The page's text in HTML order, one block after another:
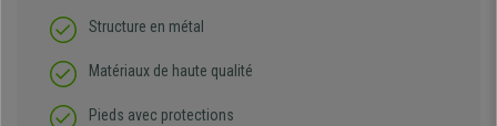
Structure en métal
Matériaux de haute qualité
Pieds avec protections